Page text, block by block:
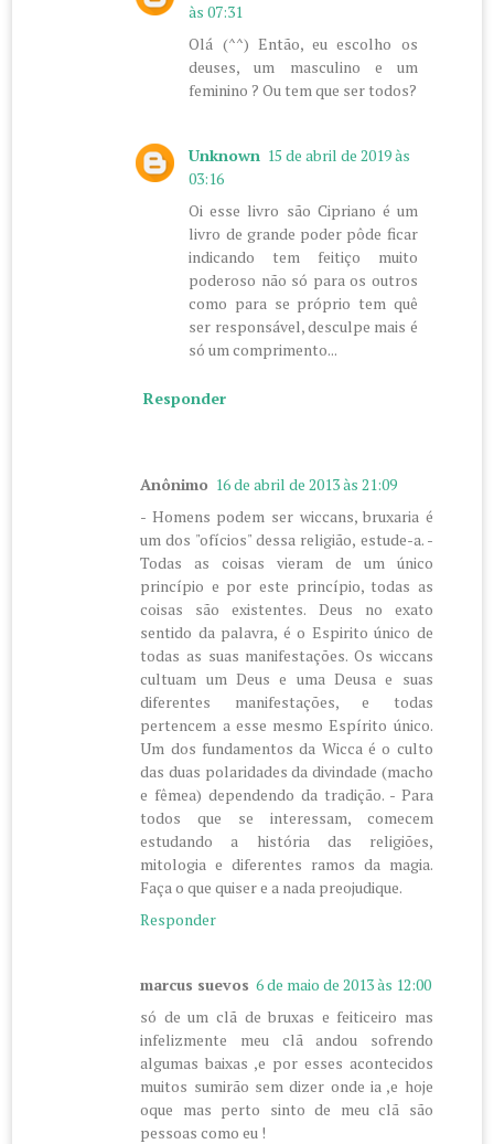
às 07:31
Olá (^^) Então, eu escolho os
deuses, um masculino e um
feminino ? Ou tem que ser todos?
Unknown 15 de abril de 2019 às
03:16
Oi esse livro são Cipriano é um
livro de grande poder pôde ficar
indicando tem feitiço muito
poderoso não só para os outros
como para se próprio tem quê
ser responsável, desculpe mais é
só um comprimento...
Responder
Anônimo 16 de abril de 2013 às 21:09
- Homens podem ser wiccans, bruxaria é
um dos "ofícios" dessa religião, estude-a. -
Todas as coisas vieram de um único
princípio e por este princípio, todas as
coisas são existentes. Deus no exato
sentido da palavra, é o Espirito único de
todas as suas manifestações. Os wiccans
cultuam um Deus e uma Deusa e suas
diferentes manifestações, e todas
pertencem a esse mesmo Espírito único.
Um dos fundamentos da Wicca é o culto
das duas polaridades da divindade (macho
e fêmea) dependendo da tradição. - Para
todos que se interessam, comecem
estudando a história das religiões,
mitologia e diferentes ramos da magia.
Faça o que quiser e a nada preojudique.
Responder
marcus suevos 6 de maio de 2013 às 12:00
só de um clã de bruxas e feiticeiro mas
infelizmente meu clã andou sofrendo
algumas baixas ,e por esses acontecidos
muitos sumirão sem dizer onde ia ,e hoje
oque mas perto sinto de meu clã são
pessoas como eu !